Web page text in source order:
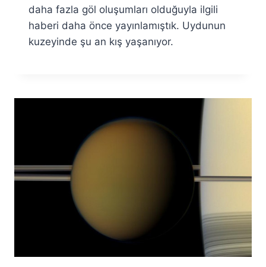
daha fazla göl oluşumları olduğuyla ilgili
haberi daha önce yayınlamıştık. Uydunun
kuzeyinde şu an kış yaşanıyor.